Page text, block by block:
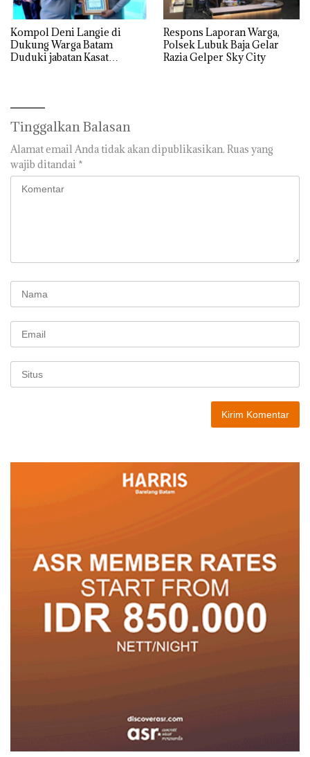
Kompol Deni Langie di
Dukung Warga Batam
Duduki jabatan Kasat
Respons Laporan Warga,
Polsek Lubuk Baja Gelar
Razia Gelper Sky City
Tinggalkan Balasan
Alamat email Anda tidak akan dipublikasikan. Ruas yang
wajib ditandai *